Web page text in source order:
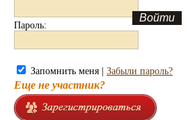
Пароль:
Запомнить меня | Забыли пароль?
Еще не участник?